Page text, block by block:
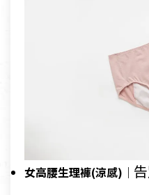
女高腰生理褲(涼感)｜